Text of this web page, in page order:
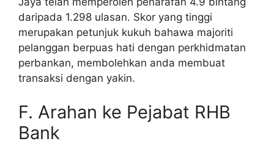
daripada 1.298 ulasan. Skor yang tinggi
merupakan petunjuk kukuh bahawa majoriti
pelanggan berpuas hati dengan perkhidmatan
perbankan, membolehkan anda membuat
transaksi dengan yakin.
F. Arahan ke Pejabat RHB
Bank